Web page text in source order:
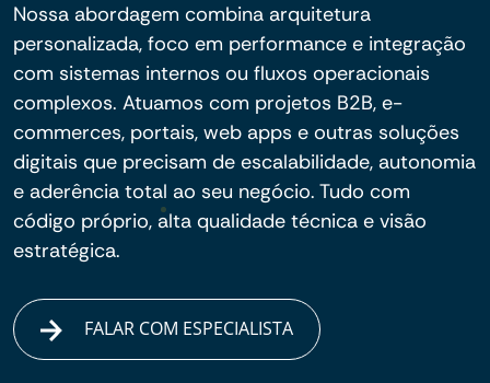
Nossa abordagem combina arquitetura
personalizada, foco em performance e integração
com sistemas internos ou fluxos operacionais
complexos. Atuamos com projetos B2B, e-
commerces, portais, web apps e outras soluções
digitais que precisam de escalabilidade, autonomia
e aderência total ao seu negócio. Tudo com
código próprio, alta qualidade técnica e visão
estratégica.
FALAR COM ESPECIALISTA